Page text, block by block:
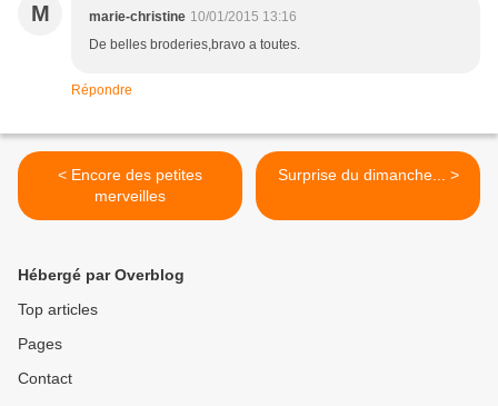
M marie-christine 10/01/2015 13:16
De belles broderies,bravo a toutes.
Répondre
< Encore des petites
merveilles
Surprise du dimanche... >
Hébergé par Overblog
Top articles
Pages
Contact